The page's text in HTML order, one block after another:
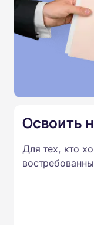
позволяет
установленного
Освоить
Для тех, кто